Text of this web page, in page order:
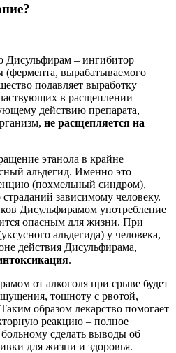
Дисульфирам – ингибитор
(фермента, вырабатываемого
подавляет выработку
в расщеплении
действию препарата,
не расщепляется на
этанола в крайне
альдегид. Именно это
(похмельный синдром),
зависимому человеку.
Дисульфирамом употребление
опасным для жизни. При
альдегида) у человека,
действия Дисульфирама,
.
от алкоголя при срыве будет
тошноту с рвотой,
образом лекарство помогает
реакцию – полное
сделать выводы об
для жизни и здоровья.